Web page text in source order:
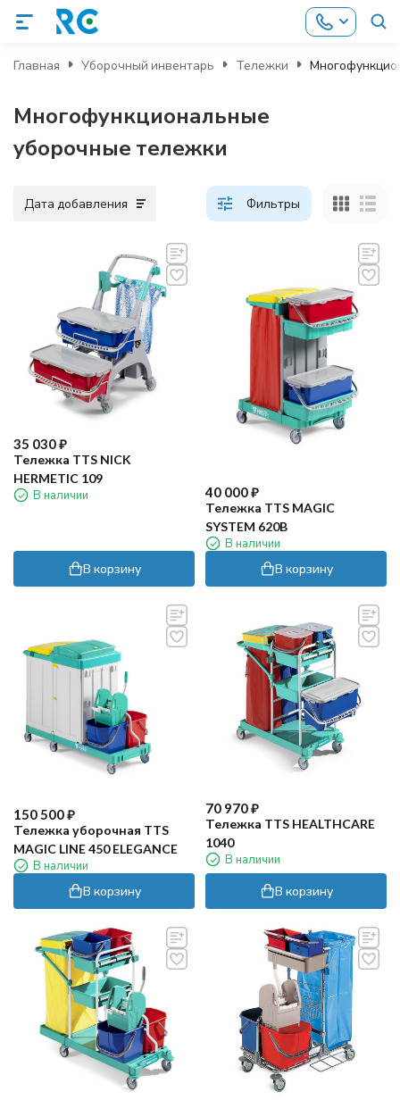
Главная Уборочный инвентарь Тележки
Многофункциональные
уборочные тележки
Дата добавления Фильтры
35 030₽
Тележка TTS NICK
HERMETIC 109
В наличии
В корзину
40 000₽
Тележка TTS MAGIC
SYSTEM 620B
В наличии
В корзину
150 500₽
Тележка уборочная TTS
MAGIC LINE 450 ELEGANCE
В наличии
В корзину
70 970₽
Тележка TTS HEALTHCARE
1040
В наличии
В корзину